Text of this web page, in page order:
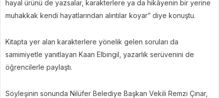
hayal ürünü de yazsalar, karakterlere ya da hikâyenin bir yerine
muhakkak kendi hayatlarından alıntılar koyar” diye konuştu.
Kitapta yer alan karakterlere yönelik gelen soruları da
samimiyetle yanıtlayan Kaan Elbingil, yazarlık serüvenini de
öğrencilerle paylaştı.
Söyleşinin sonunda Nilüfer Belediye Başkan Vekili Remzi Çınar,